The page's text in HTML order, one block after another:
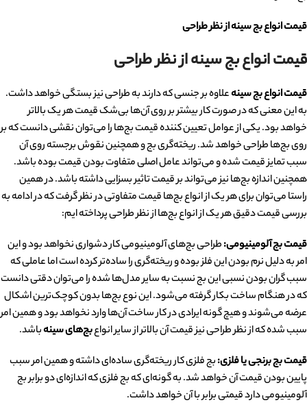
قیمت انواع بج سینه از نظر طراحی
قیمت انواع بج سینه از نظر طراحی
قیمت انواع بج سینهعلاوه بر جنسی که دارند به طراحی نیز بستگی خواهد داشت.
به این معنی که در صورت کار بیشتر بر روی آن‌ها بی‌شک قیمت هر یک بالاتر
خواهد بود. یکی از عوامل تعیین کننده قیمت بج‌ها را می‌توان نقشی دانست که بر
روی بج‌ها طراحی خواهد شد. ریخته‌گری بج و همچنین نقوش برجسته روی آن
سبب تمایز قیمت شده و می‌تواند عامل اصلی متفاوت بودن قیمت بوده باشد.
همچنین اندازه بج‌ها نیز می‌تواند بر قیمت تاثیر بسزایی داشته باشد. در همین
راستا می‌توان برای هر یک از انواع بج‌ها قیمت متفاوتی در نظر گرفت که در ادامه به
بررسی قیمت دقیق هر یک از انواع بج‌ها از نظر طراحی پرداخته ایم:
قیمت بج آلومینیومی:طراحی بج‌های آلومینیومی کار دشواری نخواهد بود و این
امر به دلیل نرم بودن این فلز بوده و ریخته‌گری را ساده‌تر کرده است اما عاملی که
سبب گران بودن نسبی این بج نسبت به سایر مدل‌ها شده را می‌توان دقتی دانست
که در هنگام ساخت بکار گرفته می‌شود. این نوع بج‌ها بدون کوچک‌ترین اشکال
عرضه می‌شوند و هیچ گونه ایرادی در کار ساخت آن‌ها وارد نخواهد بود و همین امر
سبب شده که از نظر طراحی نیز قیمت آن بالاتر از سایر انواعبج‌های سینهباشد.
قیمت بج برنجی یا فلزی:بج فلزی کار ریخته‌گری ساده‌ای داشته و همین امر سبب
پایین بودن قیمت آن خواهد شد. به گونه‌ای که بج فلزی که اندازه‌ای دو برابر بج
آلومینیومی دارد قیمتی برابر با آن خواهد داشت.